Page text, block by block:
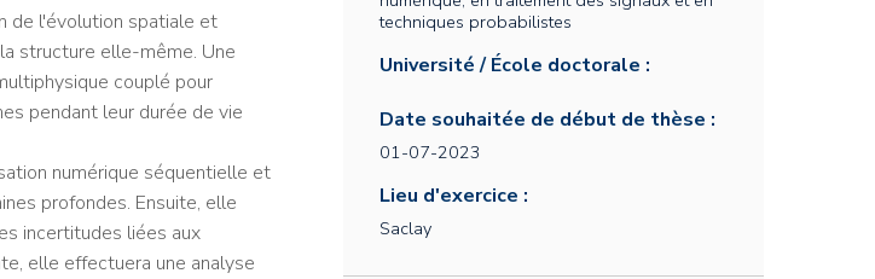
de l'évolution spatiale et
structure elle-même. Une
couplé pour
pendant leur durée de vie
numérique séquentielle et
profondes. Ensuite, elle
incertitudes liées aux
elle effectuera une analyse
techniques probabilistes
Université / École doctorale :
Date souhaitée de début de thèse :
01-07-2023
Lieu d'exercice :
Saclay